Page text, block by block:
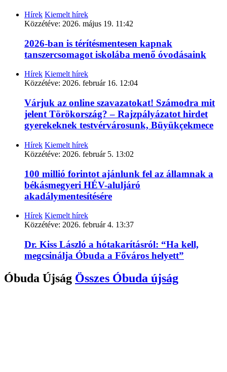
Hírek Kiemelt hírek
Közzétéve: 2026. május 19. 11:42
2026-ban is térítésmentesen kapnak
tanszercsomagot iskolába menő óvodásaink
Hírek Kiemelt hírek
Közzétéve: 2026. február 16. 12:04
Várjuk az online szavazatokat! Számodra mit
jelent Törökország? – Rajzpályázatot hirdet
gyerekeknek testvérvárosunk, Büyükçekmece
Hírek Kiemelt hírek
Közzétéve: 2026. február 5. 13:02
100 millió forintot ajánlunk fel az államnak a
békásmegyeri HÉV-aluljáró
akadálymentesítésére
Hírek Kiemelt hírek
Közzétéve: 2026. február 4. 13:37
Dr. Kiss László a hótakarításról: “Ha kell,
megcsinálja Óbuda a Főváros helyett”
Óbuda Újság Összes Óbuda újság